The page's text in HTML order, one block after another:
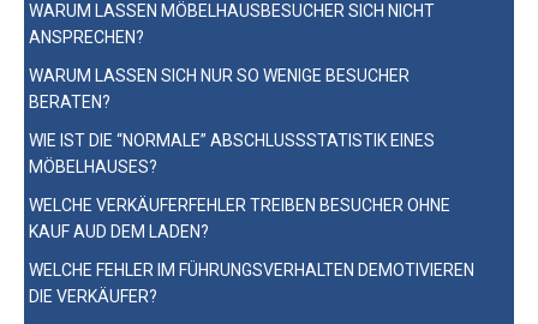
WARUM LASSEN MÖBELHAUSBESUCHER SICH NICHT
ANSPRECHEN?
WARUM LASSEN SICH NUR SO WENIGE BESUCHER
BERATEN?
WIE IST DIE “NORMALE” ABSCHLUSSSTATISTIK EINES
MÖBELHAUSES?
WELCHE VERKÄUFERFEHLER TREIBEN BESUCHER OHNE
KAUF AUD DEM LADEN?
WELCHE FEHLER IM FÜHRUNGSVERHALTEN DEMOTIVIEREN
DIE VERKÄUFER?